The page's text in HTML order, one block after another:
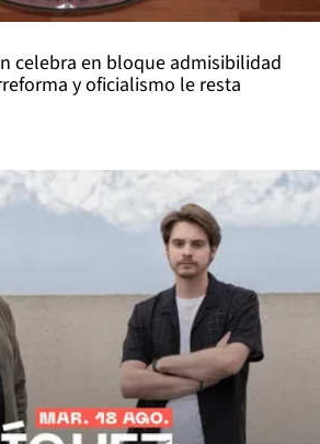
celebra en bloque admisibilidad
y oficialismo le resta